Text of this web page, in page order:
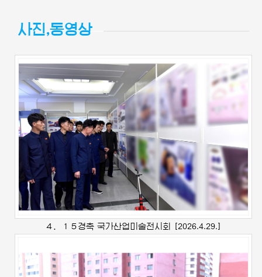
사진,동영상
４．１５경축 국가산업미술전시회 [2026.4.29.]